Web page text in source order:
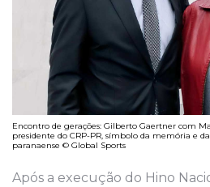
Encontro de gerações: Gilberto Gaertner com
presidente do CRP-PR, símbolo da memória e
paranaense © Global Sports
Após a execução do Hino